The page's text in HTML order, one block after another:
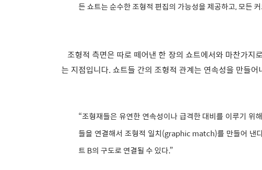
든 쇼트는 순수한 조형적 편집의 가능성을 제공하고, 모든
조형적 측면은 따로 떼어낸 한 장의 쇼트에서와 마찬가지
는 지점입니다. 쇼트들 간의 조형적 관계는 연속성을 만들
“조형재들은 유연한 연속성이나 급격한 대비를 이루기 위
들을 연결해서 조형적 일치(graphic match)를 만들어 낸
트 B의 구도로 연결될 수 있다.”